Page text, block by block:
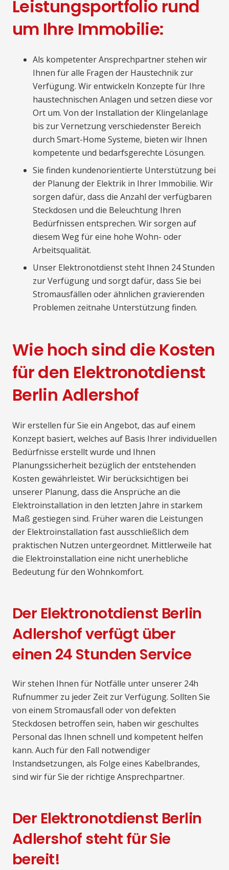
Leistungsportfolio rund
um Ihre Immobilie:
Als kompetenter Ansprechpartner stehen wir
Ihnen für alle Fragen der Haustechnik zur
Verfügung. Wir entwickeln Konzepte für Ihre
haustechnischen Anlagen und setzen diese vor
Ort um. Von der Installation der Klingelanlage
bis zur Vernetzung verschiedenster Bereich
durch Smart-Home Systeme, bieten wir Ihnen
kompetente und bedarfsgerechte Lösungen.
Sie finden kundenorientierte Unterstützung bei
der Planung der Elektrik in Ihrer Immobilie. Wir
sorgen dafür, dass die Anzahl der verfügbaren
Steckdosen und die Beleuchtung Ihren
Bedürfnissen entsprechen. Wir sorgen auf
diesem Weg für eine hohe Wohn- oder
Arbeitsqualität.
Unser Elektronotdienst steht Ihnen 24 Stunden
zur Verfügung und sorgt dafür, dass Sie bei
Stromausfällen oder ähnlichen gravierenden
Problemen zeitnahe Unterstützung finden.
Wie hoch sind die Kosten
für den Elektronotdienst
Berlin Adlershof
Wir erstellen für Sie ein Angebot, das auf einem
Konzept basiert, welches auf Basis Ihrer individuellen
Bedürfnisse erstellt wurde und Ihnen
Planungssicherheit bezüglich der entstehenden
Kosten gewährleistet. Wir berücksichtigen bei
unserer Planung, dass die Ansprüche an die
Elektroinstallation in den letzten Jahre in starkem
Maß gestiegen sind. Früher waren die Leistungen
der Elektroinstallation fast ausschließlich dem
praktischen Nutzen untergeordnet. Mittlerweile hat
die Elektroinstallation eine nicht unerhebliche
Bedeutung für den Wohnkomfort.
Der Elektronotdienst Berlin
Adlershof verfügt über
einen 24 Stunden Service
Wir stehen Ihnen für Notfälle unter unserer 24h
Rufnummer zu jeder Zeit zur Verfügung. Sollten Sie
von einem Stromausfall oder von defekten
Steckdosen betroffen sein, haben wir geschultes
Personal das Ihnen schnell und kompetent helfen
kann. Auch für den Fall notwendiger
Instandsetzungen, als Folge eines Kabelbrandes,
sind wir für Sie der richtige Ansprechpartner.
Der Elektronotdienst Berlin
Adlershof steht für Sie
bereit!